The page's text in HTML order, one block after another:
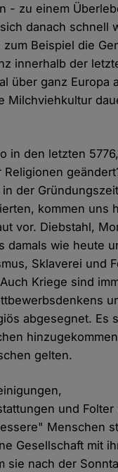
- zu einem
danach schnell
Beispiel die
innerhalb der
über ganz Europa
Milchviehkultur
in den letzten
der
kommen uns
vor. Diebstahl,
damals wie heute
Sklaverei und
Kriege sind
abgesegnet. Es
gelten.
und Folter
Menschen
Gesellschaft mit
sie nach der